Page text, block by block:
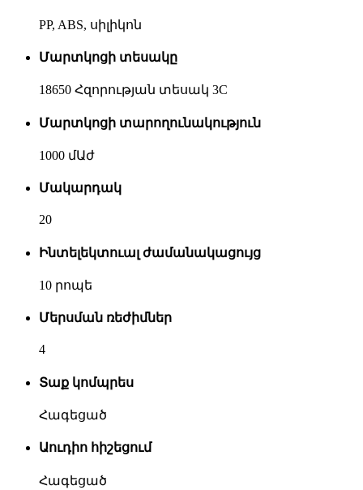
PP, ABS, սիլիկոն
Մարտկոցի տեսակը
18650 Հզորության տեսակ 3C
Մարտկոցի տարողունակություն
1000 մԱժ
Մակարդակ
20
Ինտելեկտուալ ժամանակացույց
10 րոպե
Մերսման ռեժիմներ
4
Տաք կոմպրես
Հագեցած
Աուդիո հիշեցում
Հագեցած